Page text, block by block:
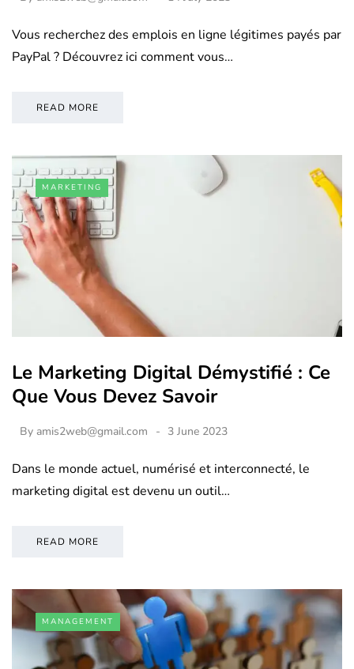
Vous recherchez des emplois en ligne légitimes payés par
PayPal ? Découvrez ici comment vous…
READ MORE
MARKETING
Le Marketing Digital Démystifié : Ce
Que Vous Devez Savoir
By amis2web@gmail.com 3 June 2023
Dans le monde actuel, numérisé et interconnecté, le
marketing digital est devenu un outil…
READ MORE
MANAGEMENT